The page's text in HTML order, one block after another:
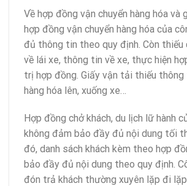
Về hợp đồng vận chuyển hàng hóa và
hợp đồng vận chuyển hàng hóa của
đủ thông tin theo quy định. Còn thiếu
về lái xe, thông tin về xe, thực hiện
trị hợp đồng. Giấy vận tải thiếu thông
hàng hóa lên, xuống xe…
Hợp đồng chở khách, du lịch lữ hành
không đảm bảo đầy đủ nội dung tối
đó, danh sách khách kèm theo hợp
bảo đầy đủ nội dung theo quy định.
đón trả khách thường xuyên lặp đi